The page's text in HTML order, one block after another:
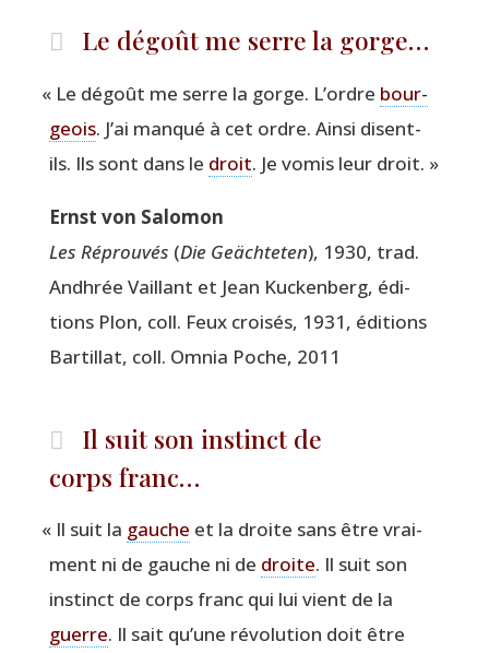
Le dégoût me serre la gorge…
« Le dégoût me serre la gorge. L’ordre bour­
geois. J’ai man­qué à cet ordre. Ain­si disent-
ils. Ils sont dans le droit. Je vomis leur droit. »
Ernst von Salomon
Les Réprou­vés (Die Geäch­te­ten), 1930, trad.
Andh­rée Vaillant et Jean Kucken­berg, édi­
tions Plon, coll. Feux croi­sés, 1931, édi­tions
Bar­tillat, coll. Omnia Poche, 2011
Il suit son instinct de
corps franc…
« Il suit la gauche et la droite sans être vrai­
ment ni de gauche ni de droite. Il suit son
ins­tinct de corps franc qui lui vient de la
guerre. Il sait qu’une révo­lu­tion doit être